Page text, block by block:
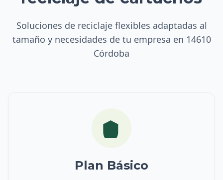
Soluciones de reciclaje flexibles adaptadas al
tamaño y necesidades de tu empresa en 14610
Córdoba
Plan Básico